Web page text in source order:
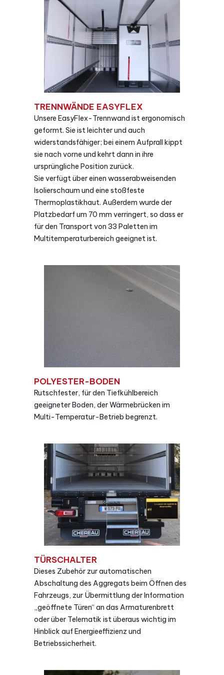
TRENNWÄNDE EASYFLEX
Unsere EasyFlex-Trennwand ist ergonomisch
geformt. Sie ist leichter und auch
widerstandsfähiger; bei einem Aufprall kippt
sie nach vorne und kehrt dann in ihre
ursprüngliche Position zurück.
Sie verfügt über einen wasserabweisenden
Isolierschaum und eine stoßfeste
Thermoplastikhaut. Außerdem wurde der
Platzbedarf um 70 mm verringert, so dass er
für den Transport von 33 Paletten im
Multitemperaturbereich geeignet ist.
POLYESTER-BODEN
Rutschfester, für den Tiefkühlbereich
geeigneter Boden, der Wärmebrücken im
Multi-Temperatur-Betrieb begrenzt.
TÜRSCHALTER
Dieses Zubehör zur automatischen
Abschaltung des Aggregats beim Öffnen des
Fahrzeugs, zur Übermittlung der Information
„geöffnete Türen“ an das Armaturenbrett
oder über Telematik ist überaus wichtig im
Hinblick auf Energieeffizienz und
Betriebssicherheit.